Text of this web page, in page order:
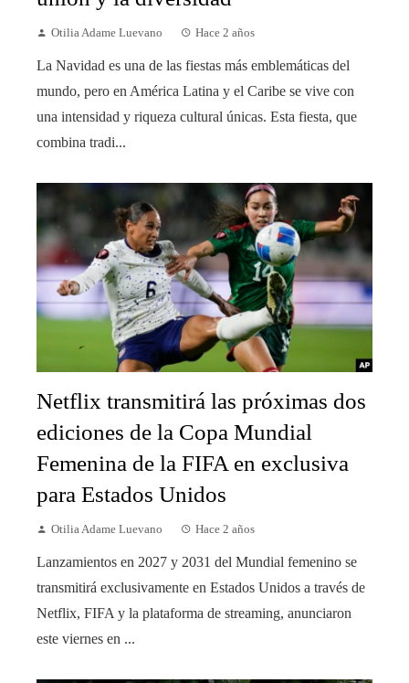
Otilia Adame Luevano Hace 2 años
La Navidad es una de las fiestas más emblemáticas del
mundo, pero en América Latina y el Caribe se vive con
una intensidad y riqueza cultural únicas. Esta fiesta, que
combina tradi...
Netflix transmitirá las próximas dos
ediciones de la Copa Mundial
Femenina de la FIFA en exclusiva
para Estados Unidos
Otilia Adame Luevano Hace 2 años
Lanzamientos en 2027 y 2031 del Mundial femenino se
transmitirá exclusivamente en Estados Unidos a través de
Netflix, FIFA y la plataforma de streaming, anunciaron
este viernes en ...